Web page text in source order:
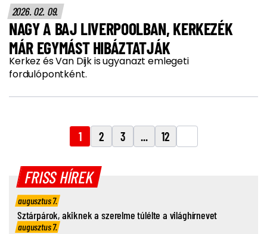
2026. 02. 09.
NAGY A BAJ LIVERPOOLBAN, KERKEZÉK
MÁR EGYMÁST HIBÁZTATJÁK
Kerkez és Van Dijk is ugyanazt emlegeti
fordulópontként.
1 2 3 ... 12
FRISS HÍREK
augusztus 7.
Sztárpárok, akiknek a szerelme túlélte a világhírnevet
augusztus 7.